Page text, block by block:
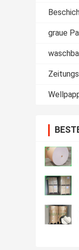
graue